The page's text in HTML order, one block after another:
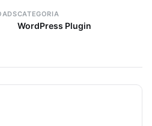
CATEGORIA
WordPress Plugin